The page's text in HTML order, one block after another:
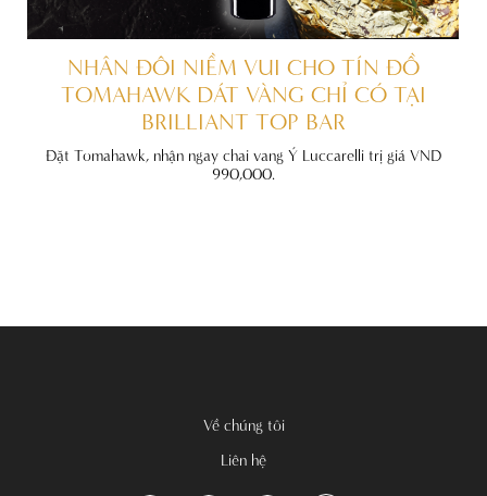
NHÂN ĐÔI NIỀM VUI CHO TÍN ĐỒ
TOMAHAWK DÁT VÀNG CHỈ CÓ TẠI
BRILLIANT TOP BAR
Đặt Tomahawk, nhận ngay chai vang Ý Luccarelli trị giá VND
990,000.
Về chúng tôi
Liên hệ